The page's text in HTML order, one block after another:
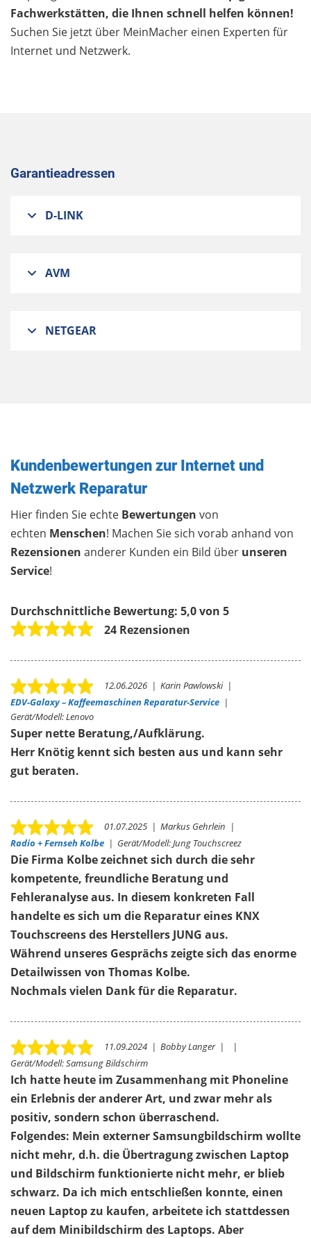
Fachwerkstätten, die Ihnen schnell helfen können!
Suchen Sie jetzt über MeinMacher einen Experten für
Internet und Netzwerk.
Garantieadressen
D-LINK
AVM
NETGEAR
Kundenbewertungen zur Internet und
Netzwerk Reparatur
Hier finden Sie echte Bewertungen von
echten Menschen! Machen Sie sich vorab anhand von
Rezensionen anderer Kunden ein Bild über unseren
Service!
Durchschnittliche Bewertung: 5,0 von 5
24 Rezensionen
12.06.2026 | Karin Pawlowski|
EDV-Galaxy – Kaffeemaschinen Reparatur-Service |
Gerät/Modell:Lenovo
Super nette Beratung,/Aufklärung.
Herr Knötig kennt sich besten aus und kann sehr
gut beraten.
01.07.2025 | Markus Gehrlein |
Radio + Fernseh Kolbe | Gerät/Modell:Jung Touchscreez
Die Firma Kolbe zeichnet sich durch die sehr
kompetente, freundliche Beratung und
Fehleranalyse aus. In diesem konkreten Fall
handelte es sich um die Reparatur eines KNX
Touchscreens des Herstellers JUNG aus.
Während unseres Gesprächs zeigte sich das enorme
Detailwissen von Thomas Kolbe.
Nochmals vielen Dank für die Reparatur.
11.09.2024 | Bobby Langer|
|
Gerät/Modell:Samsung Bildschirm
Ich hatte heute im Zusammenhang mit Phoneline
ein Erlebnis der anderer Art, und zwar mehr als
positiv, sondern schon überraschend.
Folgendes: Mein externer Samsungbildschirm wollte
nicht mehr, d.h. die Übertragung zwischen Laptop
und Bildschirm funktionierte nicht mehr, er blieb
schwarz. Da ich mich entschließen konnte, einen
neuen Laptop zu kaufen, arbeitete ich stattdessen
auf dem Minibildschirm des Laptops. Aber